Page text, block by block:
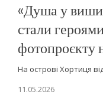
«Душа у
стали
фотопроєкту
На острові Хортиця
11.05.2026